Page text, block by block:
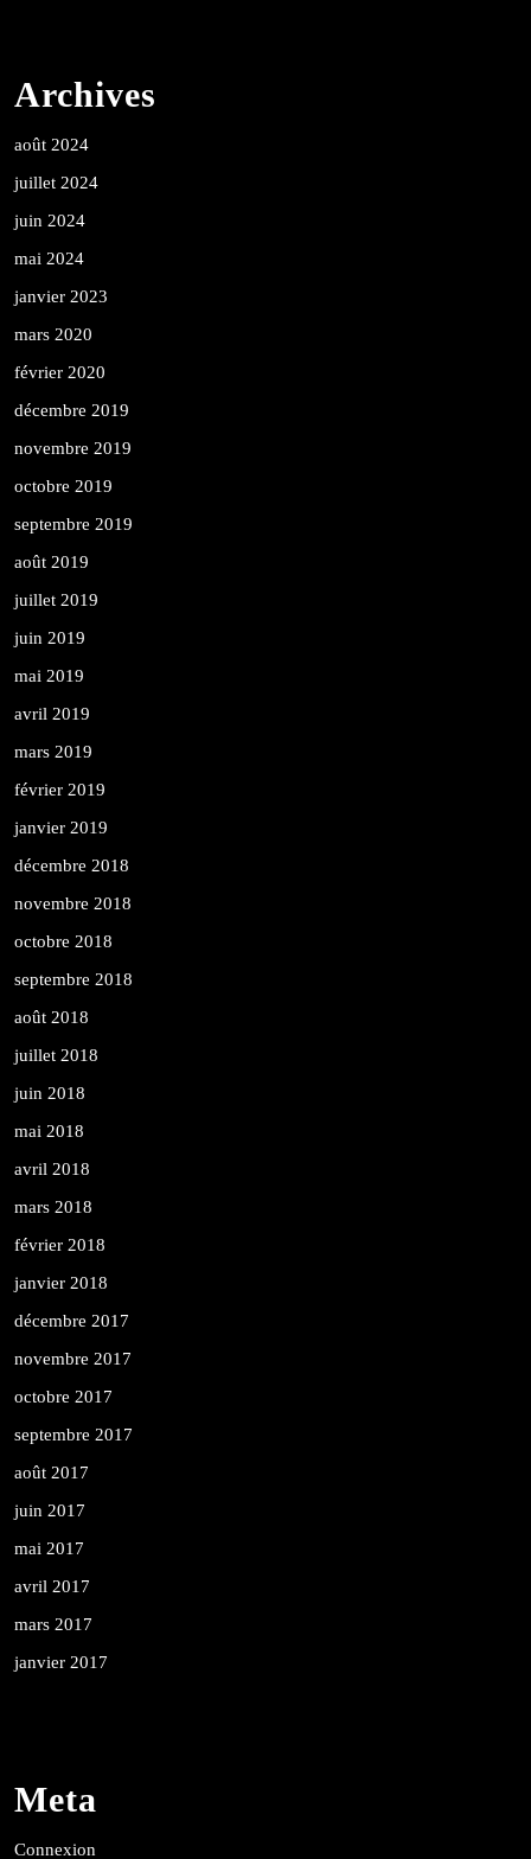
Archives
août 2024
juillet 2024
juin 2024
mai 2024
janvier 2023
mars 2020
février 2020
décembre 2019
novembre 2019
octobre 2019
septembre 2019
août 2019
juillet 2019
juin 2019
mai 2019
avril 2019
mars 2019
février 2019
janvier 2019
décembre 2018
novembre 2018
octobre 2018
septembre 2018
août 2018
juillet 2018
juin 2018
mai 2018
avril 2018
mars 2018
février 2018
janvier 2018
décembre 2017
novembre 2017
octobre 2017
septembre 2017
août 2017
juin 2017
mai 2017
avril 2017
mars 2017
janvier 2017
Meta
Connexion